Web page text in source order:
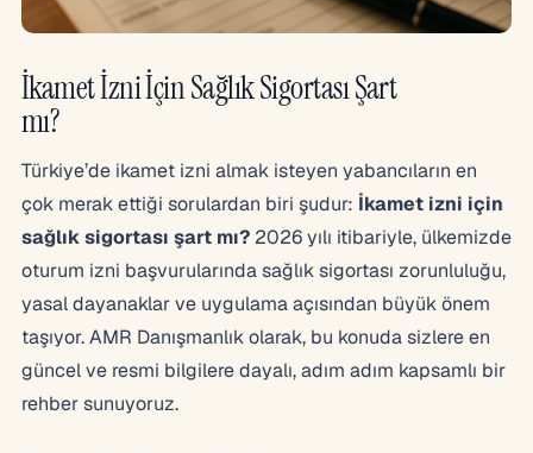
İkamet İzni İçin Sağlık Sigortası Şart
mı?
Türkiye’de ikamet izni almak isteyen yabancıların en
çok merak ettiği sorulardan biri şudur: İkamet izni için
sağlık sigortası şart mı? 2026 yılı itibariyle, ülkemizde
oturum izni başvurularında sağlık sigortası zorunluluğu,
yasal dayanaklar ve uygulama açısından büyük önem
taşıyor. AMR Danışmanlık olarak, bu konuda sizlere en
güncel ve resmi bilgilere dayalı, adım adım kapsamlı bir
rehber sunuyoruz.